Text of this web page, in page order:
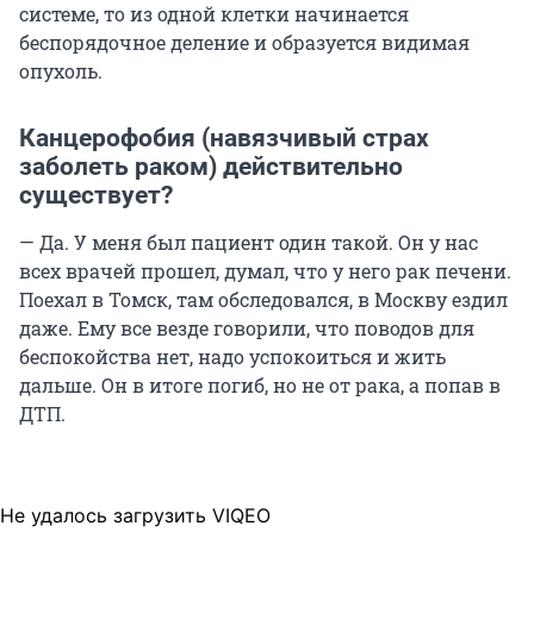
системе, то из одной клетки начинается
беспорядочное деление и образуется видимая
опухоль.
Канцерофобия (навязчивый страх
заболеть раком) действительно
существует?
— Да. У меня был пациент один такой. Он у нас
всех врачей прошел, думал, что у него рак печени.
Поехал в Томск, там обследовался, в Москву ездил
даже. Ему все везде говорили, что поводов для
беспокойства нет, надо успокоиться и жить
дальше. Он в итоге погиб, но не от рака, а попав в
ДТП.
Не удалось загрузить VIQEO